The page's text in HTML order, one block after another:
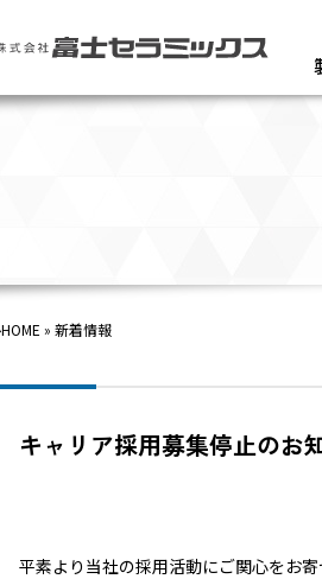
圧電セラ
HOME » 新着情報
キャリア採用募集停止のお
平素より当社の採用活動にご関心をお